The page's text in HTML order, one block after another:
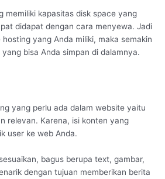
memiliki kapasitas disk space yang
didapat dengan cara menyewa. Jadi
yang Anda miliki, maka semakin
bisa Anda simpan di dalamnya.
yang perlu ada dalam website yaitu
relevan. Karena, isi konten yang
user ke web Anda.
bagus berupa text, gambar,
dengan tujuan memberikan berita